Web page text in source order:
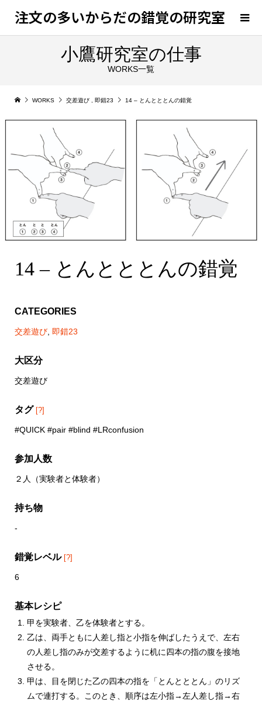
注文の多いからだの錯覚の研究室
小鷹研究室の仕事
WORKS一覧
WORKS 交差遊び 即錯23 14 – とんとととんの錯覚
とんととんの錯覚（客
とんととんの錯覚（主
観）
14 – とんとととんの錯覚
CATEGORIES
交差遊び, 即錯23
大区分
交差遊び
タグ [?]
#QUICK #pair #blind #LRconfusion
参加人数
２人（実験者と体験者）
持ち物
-
錯覚レベル [?]
6
基本レシピ
甲を実験者、乙を体験者とする。
乙は、両手ともに人差し指と小指を伸ばしたうえで、左右
の人差し指のみが交差するように机に四本の指の腹を接地
させる。
甲は、目を閉じた乙の四本の指を「とんとととん」のリズ
ムで連打する。このとき、順序は左小指→左人差し指→右